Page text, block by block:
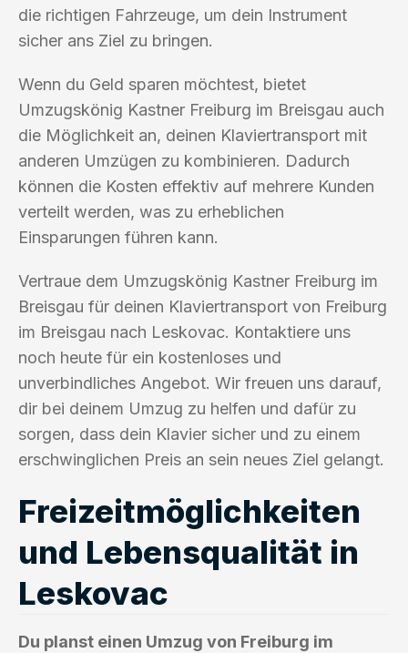
die richtigen Fahrzeuge, um dein Instrument
sicher ans Ziel zu bringen.
Wenn du Geld sparen möchtest, bietet
Umzugskönig Kastner Freiburg im Breisgau auch
die Möglichkeit an, deinen Klaviertransport mit
anderen Umzügen zu kombinieren. Dadurch
können die Kosten effektiv auf mehrere Kunden
verteilt werden, was zu erheblichen
Einsparungen führen kann.
Vertraue dem Umzugskönig Kastner Freiburg im
Breisgau für deinen Klaviertransport von Freiburg
im Breisgau nach Leskovac. Kontaktiere uns
noch heute für ein kostenloses und
unverbindliches Angebot. Wir freuen uns darauf,
dir bei deinem Umzug zu helfen und dafür zu
sorgen, dass dein Klavier sicher und zu einem
erschwinglichen Preis an sein neues Ziel gelangt.
Freizeitmöglichkeiten
und Lebensqualität in
Leskovac
Du planst einen Umzug von Freiburg im